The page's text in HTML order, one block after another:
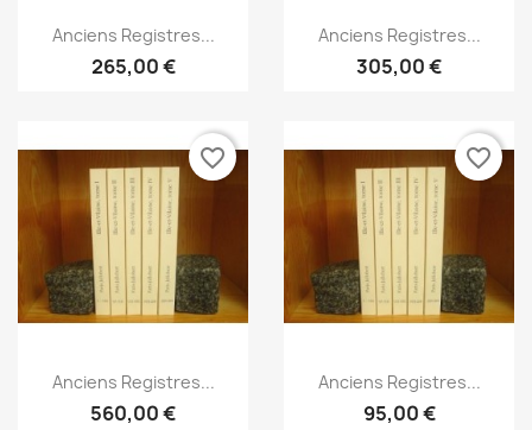
Anteprima
Anciens Registres...
265,00 €
Anteprima
Anciens Registres...
305,00 €
Anteprima
Anciens Registres...
560,00 €
favorite_border
Anteprima
Anciens Registres...
95,00 €
favorite_border